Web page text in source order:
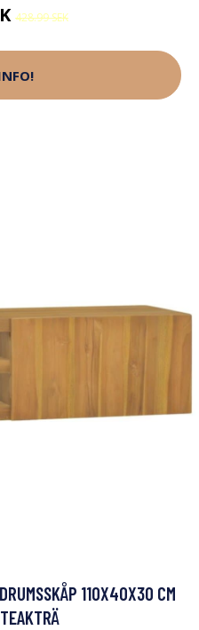
428.99 SEK
110X40X30 CM